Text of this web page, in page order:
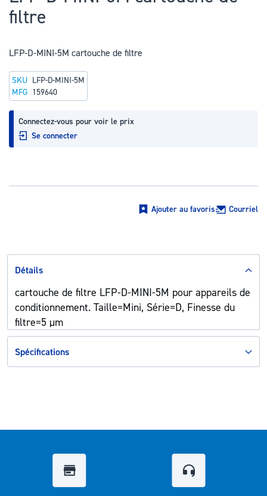
début
la
d’images
filtre
LFP-D-MINI-5M cartouche de filtre
Connectez-vous pour voir le prix
Se connecter
SKU LFP-D-MINI-5M
MFG 159640
Ajouter au favoris Courriel
Détails
cartouche de filtre LFP-D-MINI-5M pour appareils de
conditionnement. Taille=Mini, Série=D, Finesse du
filtre=5 µm
Spécifications